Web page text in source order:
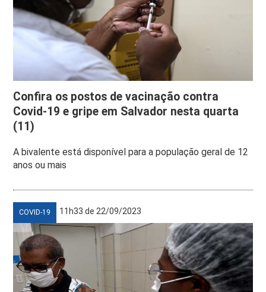
Confira os postos de vacinação contra
Covid-19 e gripe em Salvador nesta quarta
(11)
A bivalente está disponível para a população geral de 12
anos ou mais
COVID-19 11h33 de 22/09/2023